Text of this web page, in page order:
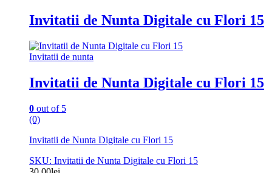
Invitatii de Nunta Digitale cu Flori 15
Invitatii de nunta
Invitatii de Nunta Digitale cu Flori 15
0 out of 5
(0)
Invitatii de Nunta Digitale cu Flori 15
SKU: Invitatii de Nunta Digitale cu Flori 15